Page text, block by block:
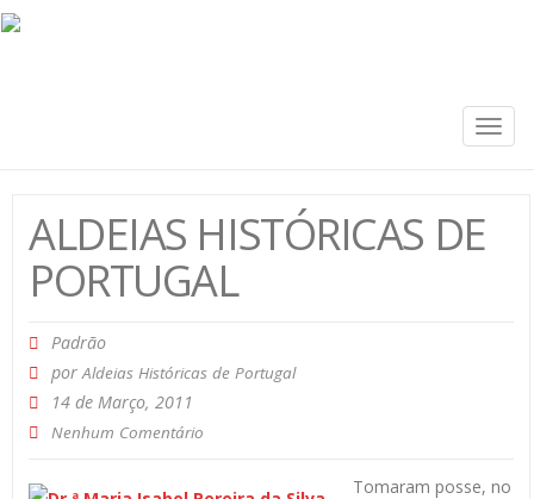
ALDEIAS HISTÓRICAS DE
PORTUGAL
Padrão
porAldeias Históricas de Portugal
14 de Março, 2011
Nenhum Comentário
Tomaram posse, no